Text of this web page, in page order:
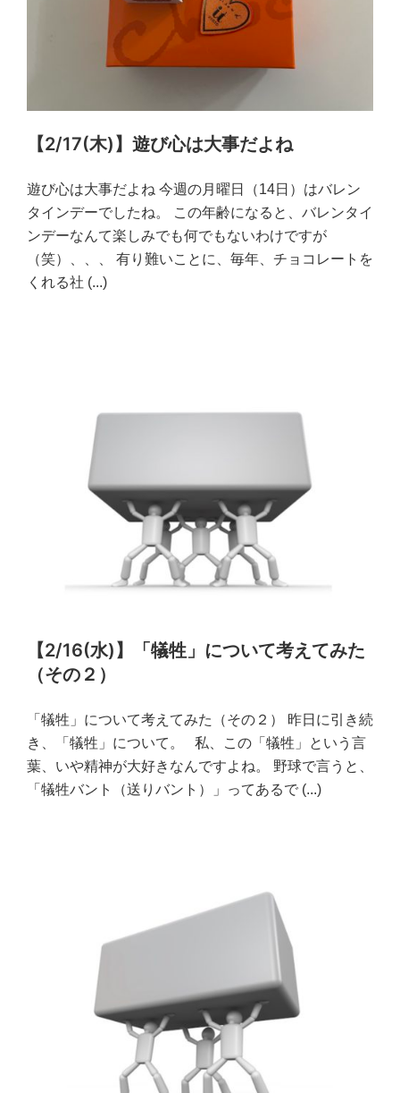
【2/17(木)】遊び心は大事だよね
遊び心は大事だよね 今週の月曜日（14日）はバレン
タインデーでしたね。 この年齢になると、バレンタイ
ンデーなんて楽しみでも何でもないわけですが
（笑）、、、 有り難いことに、毎年、チョコレートを
くれる社 (...)
【2/16(水)】「犠牲」について考えてみた
（その２）
「犠牲」について考えてみた（その２） 昨日に引き続
き、「犠牲」について。 私、この「犠牲」という言
葉、いや精神が大好きなんですよね。 野球で言うと、
「犠牲バント（送りバント）」ってあるで (...)